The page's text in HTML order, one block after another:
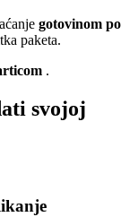
gotovinom po
paketa.
.
svojoj